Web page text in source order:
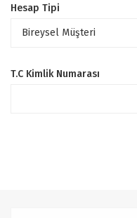
Hesap Tipi
T.C Kimlik Numarası